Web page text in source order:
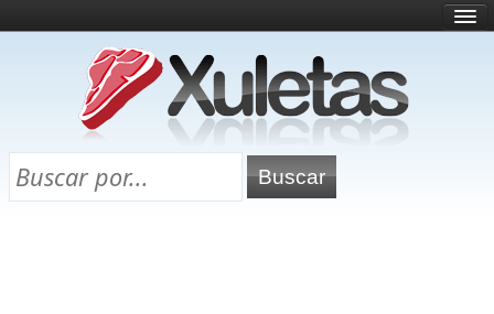
¿Qué es esto?
Directorio
Chuletas para exámenes